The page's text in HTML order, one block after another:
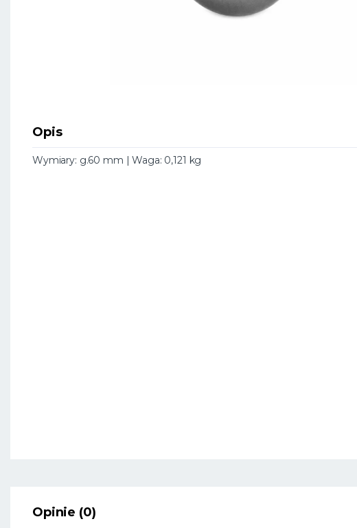
Opis
Wymiary: g.60 mm | Waga: 0,121 kg
Opinie (0)